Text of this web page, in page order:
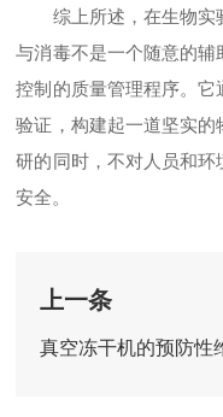
综上所述，在生物实
与消毒不是一个随意的
控制的质量管理程序。
验证，构建起一道坚实
研的同时，不对人员和
安全。
上一条
真空冻干机的预防性